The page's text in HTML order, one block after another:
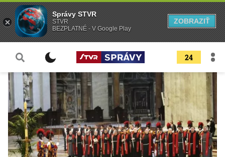
24
Správy STVR
STVR
BEZPLATNÉ - V Google Play
ZOBRAZIŤ